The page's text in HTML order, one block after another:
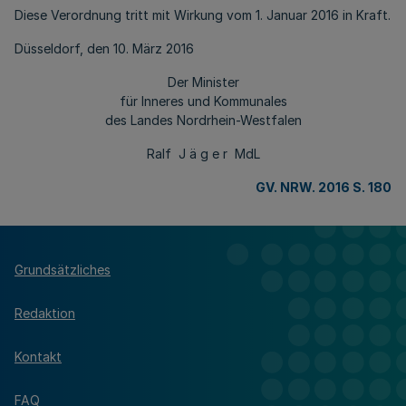
Diese Verordnung tritt mit Wirkung vom 1. Januar 2016 in Kraft.
Düsseldorf, den 10. März 2016
Der Minister
für Inneres und Kommunales
des Landes Nordrhein-Westfalen
Ralf J ä g e r MdL
GV. NRW. 2016 S. 180
Grundsätzliches
Redaktion
Kontakt
FAQ